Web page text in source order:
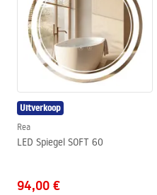
Uitverkoop
Rea
LED Spiegel SOFT 60
94,00 €